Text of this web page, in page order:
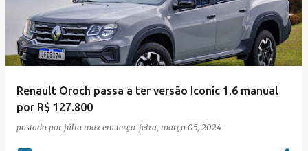
Renault Oroch passa a ter versão Iconic 1.6 manual
por R$ 127.800
postado por júlio max em terça-feira, março 05, 2024